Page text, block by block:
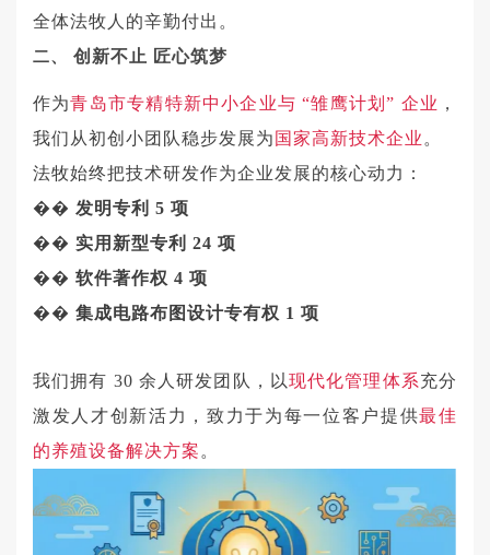
全体法牧人的辛勤付出。
二、 创新不止 匠心筑梦
作为青岛市专精特新中小企业与 “雏鹰计划” 企业 ，
我们从初创小团队稳步发展为 国家高新技术企业 。
法牧始终把技术研发作为企业发展的核心动力：
�� 发明专利 5 项
�� 实用新型专利 24 项
�� 软件著作权 4 项
�� 集成电路布图设计专有权 1 项
我们拥有 30 余人研发团队，以现代化管理体系充分
激发人才创新活力，致力于为每一位客户提供最佳
的养殖设备解决方案 。